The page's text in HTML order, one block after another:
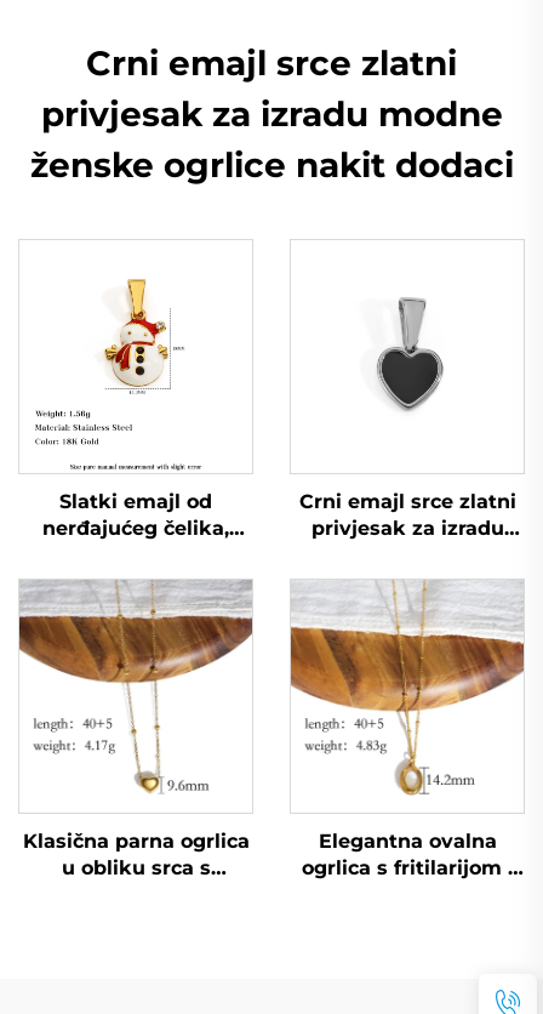
Crni emajl srce zlatni
privjesak za izradu modne
ženske ogrlice nakit dodaci
Slatki emajl od
nerđajućeg čelika,
čovjekom kao
pendantom, poklon za
Novu godinu,
praznična nakitna
roba, veliki paket
Crni emajl srce zlatni
privjesak za izradu
nakit dodaci
Klasična parna ogrlica
u obliku srca s
Elegantna ovalna
ogrlica s fritilarijom i